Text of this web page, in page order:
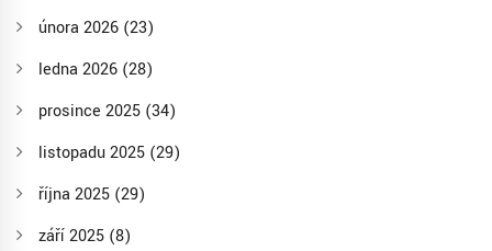
února 2026 (23)
ledna 2026 (28)
prosince 2025 (34)
listopadu 2025 (29)
října 2025 (29)
září 2025 (8)